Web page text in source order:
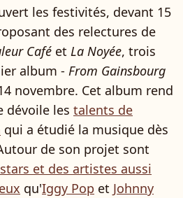
les festivités, devant 15
des relectures de
Café et La Noyée, trois
album - From Gainsbourg
novembre. Cet album rend
dévoile les talents de
qui a étudié la musique dès
de son projet sont
et des artistes aussi
qu'Iggy Pop et Johnny